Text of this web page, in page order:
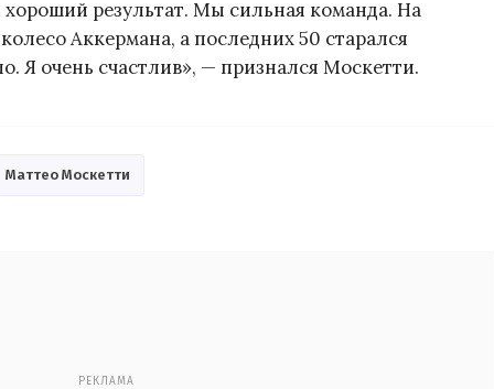
результат. Мы сильная команда. На
Аккермана, а последних 50 старался
Я очень счастлив», — признался Москетти.
Маттео Москетти
РЕКЛАМА